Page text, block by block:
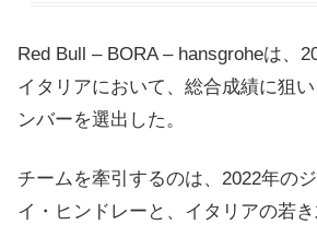
Red Bull – BORA – hansgroheは、
イタリアにおいて、総合成績に狙
ンバーを選出した。
チームを牽引するのは、2022年の
イ・ヒンドレーと、イタリアの若